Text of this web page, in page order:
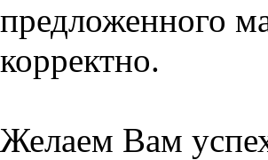
предложенного
корректно.
Желаем Вам